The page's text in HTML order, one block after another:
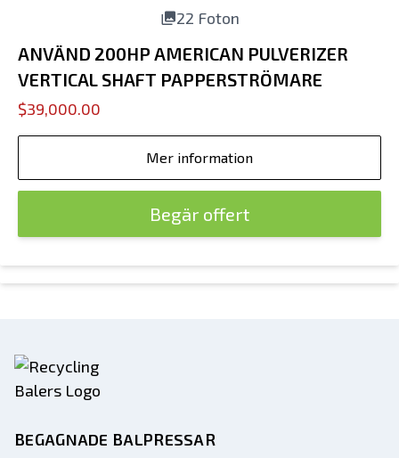
22 Foton
ANVÄND 200HP AMERICAN PULVERIZER
VERTICAL SHAFT PAPPERSTRÖMARE
$39,000.00
Mer information
Begär offert
BEGAGNADE BALPRESSAR